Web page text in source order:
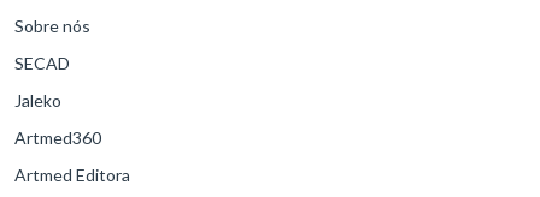
Sobre nós
SECAD
Jaleko
Artmed360
Artmed Editora